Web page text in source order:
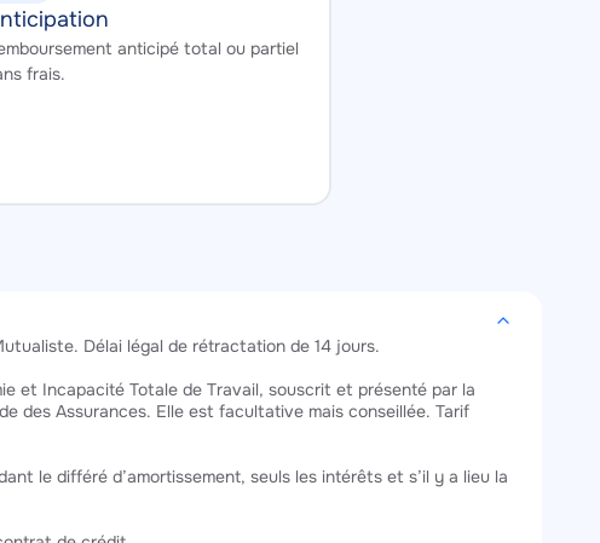
anticipé total ou partiel
frais.
Délai légal de rétractation de 14 jours.
et Incapacité Totale de Travail, souscrit et présenté par la
des Assurances. Elle est facultative mais conseillée. Tarif
le différé d’amortissement, seuls les intérêts et s’il y a lieu la